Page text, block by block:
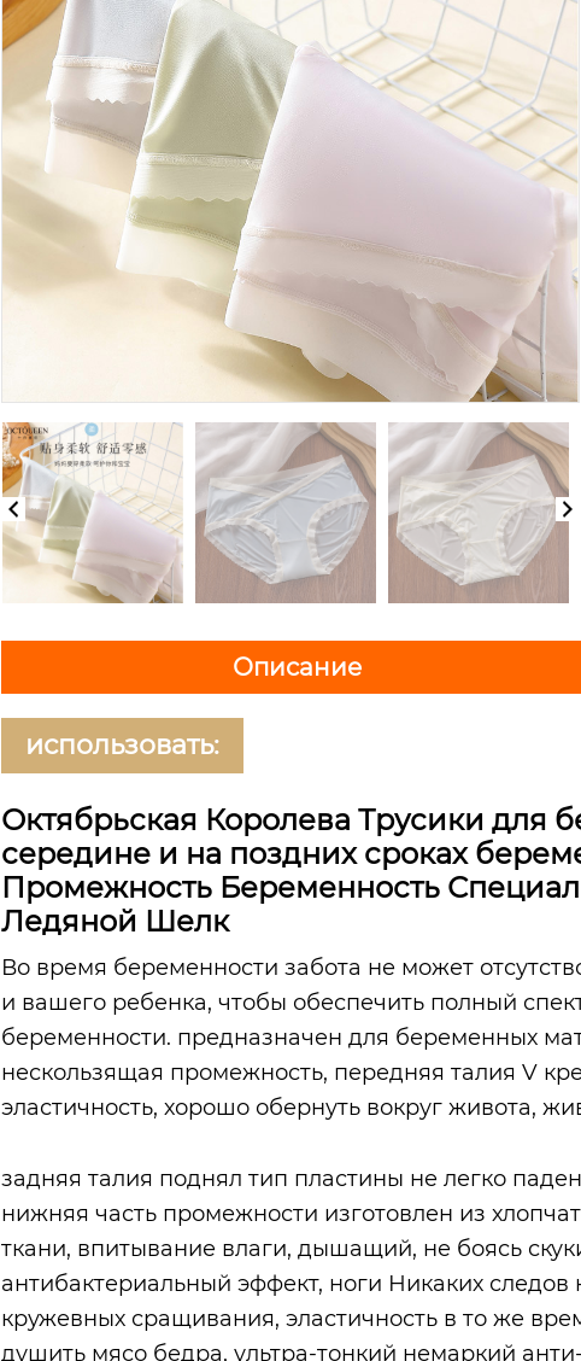
Описание
использовать:
Октябрьская Королева Трусики для
середине и на поздних сроках
Промежность Беременность
Ледяной Шелк
Во время беременности забота не может
и вашего ребенка, чтобы обеспечить полный
беременности. предназначен для беременных
нескользящая промежность, передняя талия V
эластичность, хорошо обернуть вокруг живота,
задняя талия поднял тип пластины не легко
нижняя часть промежности изготовлен из
ткани, впитывание влаги, дышащий, не боясь
антибактериальный эффект, ноги Никаких
кружевных сращивания, эластичность в то же
душить мясо бедра, ультра-тонкий немаркий